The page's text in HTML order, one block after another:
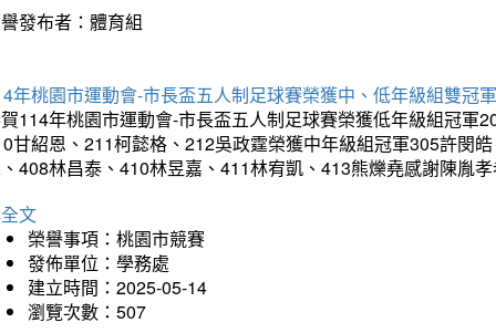
發布者：體育組
年桃園市運動會-市長盃五人制足球賽榮獲中、低年級組雙冠軍
114年桃園市運動會-市長盃五人制足球賽榮獲低年級組冠
甘紹恩、211柯懿格、212吳政霆榮獲中年級組冠軍305許閔
408林昌泰、410林昱嘉、411林宥凱、413熊爍堯感謝陳胤
文
榮譽事項：桃園市競賽
發佈單位：學務處
建立時間：2025-05-14
瀏覽次數：507